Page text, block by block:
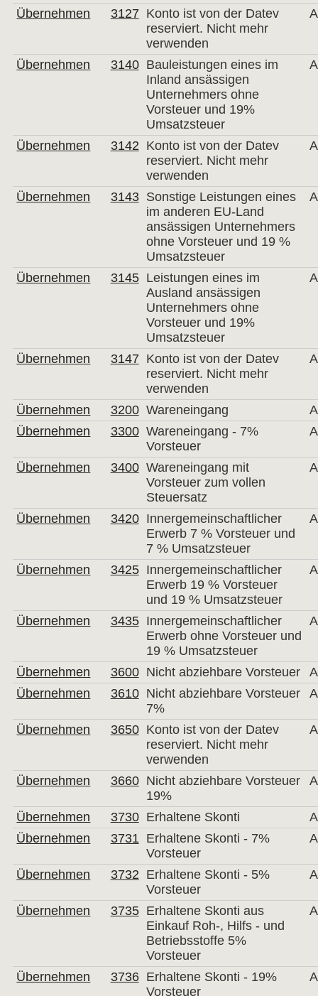
Übernehmen 3127 Konto ist von der Datev
reserviert. Nicht mehr
verwenden
Übernehmen 3140 Bauleistungen eines im
Inland ansässigen
Unternehmers ohne
Vorsteuer und 19%
Umsatzsteuer
Übernehmen 3142 Konto ist von der Datev
reserviert. Nicht mehr
verwenden
Übernehmen 3143 Sonstige Leistungen eines
im anderen EU-Land
ansässigen Unternehmers
ohne Vorsteuer und 19 %
Umsatzsteuer
Übernehmen 3145 Leistungen eines im
Ausland ansässigen
Unternehmers ohne
Vorsteuer und 19%
Umsatzsteuer
Übernehmen 3147 Konto ist von der Datev
reserviert. Nicht mehr
verwenden
Übernehmen 3200 Wareneingang
Übernehmen
3300 Wareneingang - 7%
Vorsteuer
Übernehmen 3400 Wareneingang mit
Vorsteuer zum vollen
Steuersatz
Übernehmen 3420 Innergemeinschaftlicher
Erwerb 7 % Vorsteuer und
7 % Umsatzsteuer
Übernehmen 3425 Innergemeinschaftlicher
Erwerb 19 % Vorsteuer
und 19 % Umsatzsteuer
Übernehmen 3435 Innergemeinschaftlicher
Erwerb ohne Vorsteuer und
19 % Umsatzsteuer
Übernehmen 3600 Nicht abziehbare Vorsteuer
Übernehmen
3610 Nicht abziehbare Vorsteuer
7%
Übernehmen 3650 Konto ist von der Datev
reserviert. Nicht mehr
verwenden
Übernehmen 3660 Nicht abziehbare Vorsteuer
19%
Übernehmen 3730 Erhaltene Skonti
Übernehmen
3731 Erhaltene Skonti - 7%
Vorsteuer
Übernehmen 3732 Erhaltene Skonti - 5%
Vorsteuer
Übernehmen 3735 Erhaltene Skonti aus
Einkauf Roh-, Hilfs - und
Betriebsstoffe 5%
Vorsteuer
Übernehmen 3736 Erhaltene Skonti - 19%
Vorsteuer